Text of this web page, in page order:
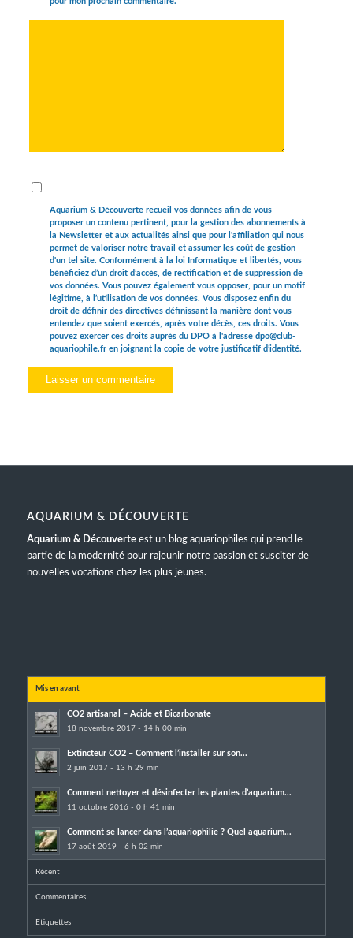
Aquarium & Découverte recueil vos données afin de vous
proposer un contenu pertinent, pour la gestion des abonnements à
la Newsletter et aux actualités ainsi que pour l'affiliation qui nous
permet de valoriser notre travail et assumer les coût de gestion
d'un tel site. Conformément à la loi Informatique et libertés, vous
bénéficiez d’un droit d’accès, de rectification et de suppression de
vos données. Vous pouvez également vous opposer, pour un motif
légitime, à l’utilisation de vos données. Vous disposez enfin du
droit de définir des directives définissant la manière dont vous
entendez que soient exercés, après votre décès, ces droits. Vous
pouvez exercer ces droits auprès du DPO à l'adresse dpo@club-
aquariophile.fr en joignant la copie de votre justificatif d’identité.
AQUARIUM & DÉCOUVERTE
Aquarium & Découverteest un blog aquariophiles qui prend le
partie de la modernité pour rajeunir notre passion et susciter de
nouvelles vocations chez les plus jeunes.
Mis en avant
CO2 artisanal – Acide et Bicarbonate
18 novembre 2017 - 14 h 00 min
Extincteur CO2 – Comment l’installer sur son...
2 juin 2017 - 13 h 29 min
Comment nettoyer et désinfecter les plantes d’aquarium...
11 octobre 2016 - 0 h 41 min
Comment se lancer dans l’aquariophilie ? Quel aquarium...
17 août 2019 - 6 h 02 min
Récent
Commentaires
Etiquettes